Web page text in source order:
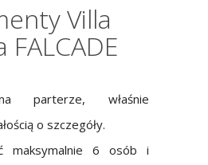
Villa
parterze, właśnie
o szczegóły.
maksymalnie 6 osób i